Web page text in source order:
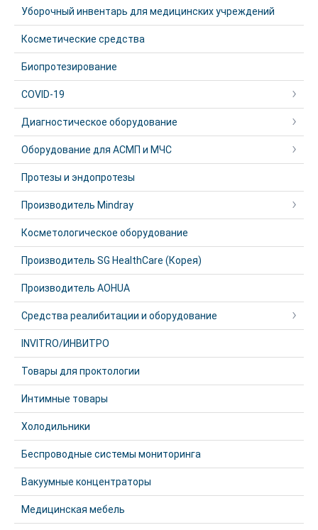
Уборочный инвентарь для медицинских учреждений
Косметические средства
Биопротезирование
COVID-19
Диагностическое оборудование
Оборудование для АСМП и МЧС
Протезы и эндопротезы
Производитель Mindray
Косметологическое оборудование
Производитель SG HealthCare (Корея)
Производитель AOHUA
Средства реалибитации и оборудование
INVITRO/ИНВИТРО
Товары для проктологии
Интимные товары
Холодильники
Беспроводные системы мониторинга
Вакуумные концентраторы
Медицинская мебель